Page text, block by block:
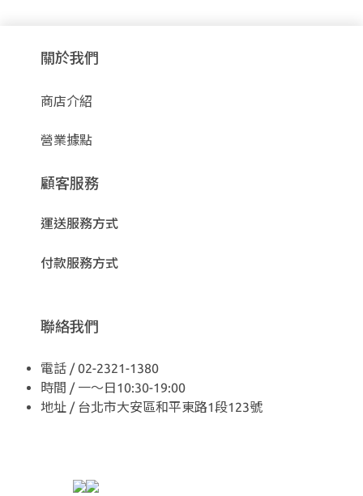
關於我們
商店介紹
營業據點
顧客服務
運送服務方式
付款服務方式
聯絡我們
電話 / 02-2321-1380
時間 / 一～日10:30-19:00
地址 / 台北市大安區和平東路1段123號